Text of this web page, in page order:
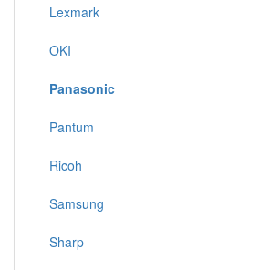
Lexmark
OKI
Panasonic
Pantum
Ricoh
Samsung
Sharp